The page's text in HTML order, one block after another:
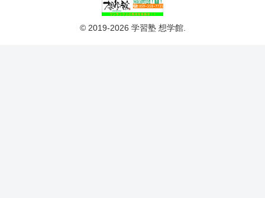
© 2019-2026 学習塾 想学館.